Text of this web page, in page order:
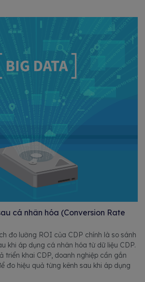
cá nhân hóa (Conversion Rate
đo lường ROI của CDP chính là so sánh
khi áp dụng cá nhân hóa từ dữ liệu CDP.
triển khai CDP, doanh nghiệp cần gắn
đo hiệu quả từng kênh sau khi áp dụng